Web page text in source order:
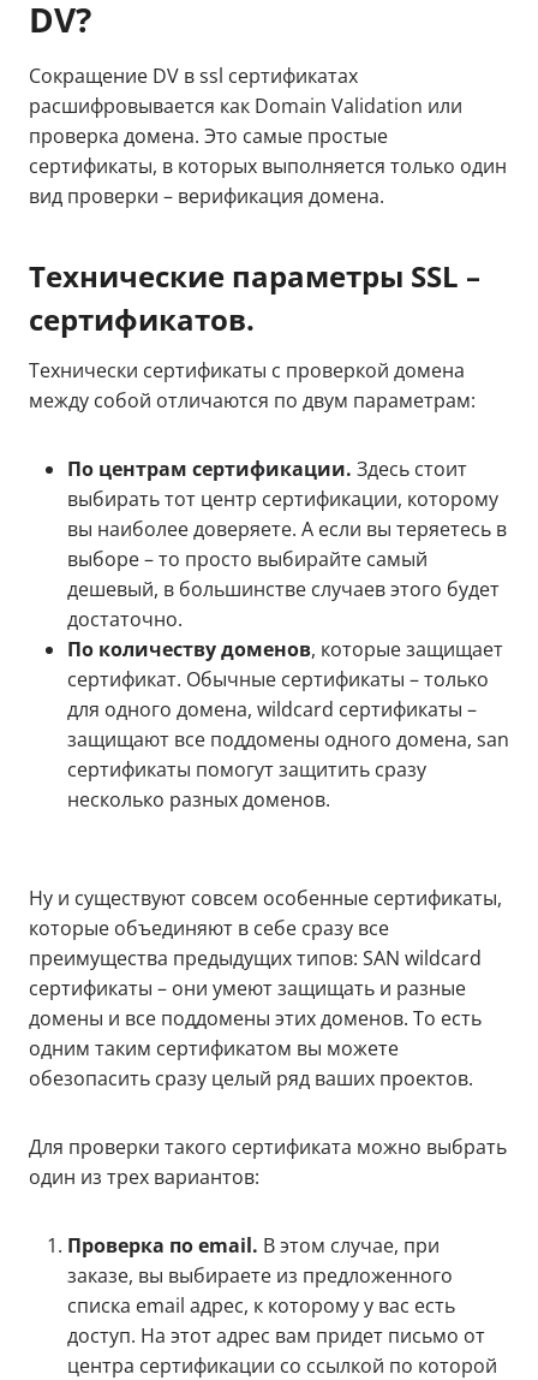
DV?
Сокращение DV в ssl сертификатах
расшифровывается как Domain Validation или
проверка домена. Это самые простые
сертификаты, в которых выполняется только один
вид проверки – верификация домена.
Технические параметры SSL –
сертификатов.
Технически сертификаты с проверкой домена
между собой отличаются по двум параметрам:
По центрам сертификации. Здесь стоит
выбирать тот центр сертификации, которому
вы наиболее доверяете. А если вы теряетесь в
выборе – то просто выбирайте самый
дешевый, в большинстве случаев этого будет
достаточно.
По количеству доменов, которые защищает
сертификат. Обычные сертификаты – только
для одного домена, wildcard сертификаты –
защищают все поддомены одного домена, san
сертификаты помогут защитить сразу
несколько разных доменов.
Ну и существуют совсем особенные сертификаты,
которые объединяют в себе сразу все
преимущества предыдущих типов: SAN wildcard
сертификаты – они умеют защищать и разные
домены и все поддомены этих доменов. То есть
одним таким сертификатом вы можете
обезопасить сразу целый ряд ваших проектов.
Для проверки такого сертификата можно выбрать
один из трех вариантов:
Проверка по email. В этом случае, при
заказе, вы выбираете из предложенного
списка email адрес, к которому у вас есть
доступ. На этот адрес вам придет письмо от
центра сертификации со ссылкой по которой